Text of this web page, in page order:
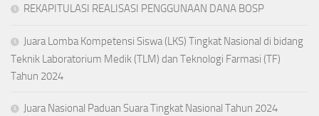
REKAPITULASI REALISASI PENGGUNAAN DANA BOSP
Juara Lomba Kompetensi Siswa (LKS) Tingkat Nasional di bidang
Teknik Laboratorium Medik (TLM) dan Teknologi Farmasi (TF)
Tahun 2024
Juara Nasional Paduan Suara Tingkat Nasional Tahun 2024